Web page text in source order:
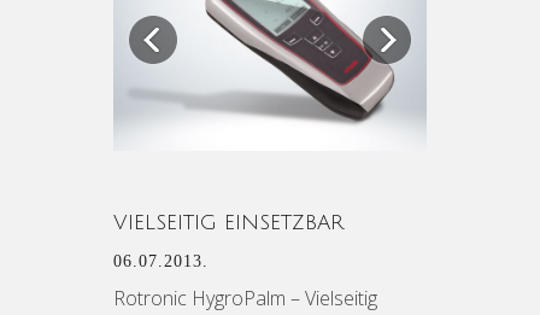
Previous Next
VIELSEITIG EINSETZBAR
06.07.2013.
Rotronic HygroPalm – Vielseitig